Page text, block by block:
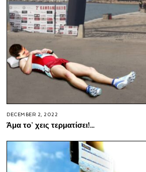
DECEMBER 2, 2022
Άμα το’ χεις τερματίσει!…